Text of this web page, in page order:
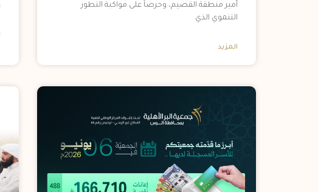
أمير منطقة القصيم، وحرصاً على مواكبة التطور
التنموي الذي
المزيد